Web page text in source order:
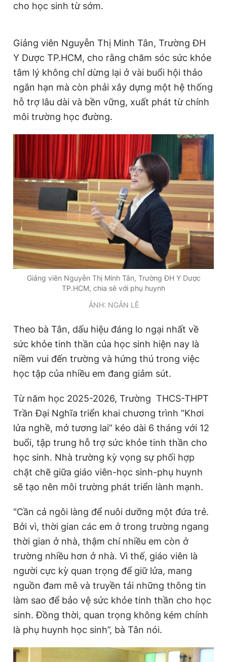
cho học sinh từ sớm.
Giảng viên Nguyễn Thị Minh Tân, Trường ĐH
Y Dược TP.HCM, cho rằng chăm sóc sức khỏe
tâm lý không chỉ dừng lại ở vài buổi hội thảo
ngắn hạn mà còn phải xây dựng một hệ thống
hỗ trợ lâu dài và bền vững, xuất phát từ chính
môi trường học đường.
Giảng viên Nguyễn Thị Minh Tân, Trường ĐH Y Dược
TP.HCM, chia sẻ với phụ huynh
ẢNH: NGÂN LÊ
Theo bà Tân, dấu hiệu đáng lo ngại nhất về
sức khỏe tinh thần của học sinh hiện nay là
niềm vui đến trường và hứng thú trong việc
học tập của nhiều em đang giảm sút.
Từ năm học 2025-2026, Trường THCS-THPT
Trần Đại Nghĩa triển khai chương trình “Khơi
lửa nghề, mở tương lai” kéo dài 6 tháng với 12
buổi, tập trung hỗ trợ sức khỏe tinh thần cho
học sinh. Nhà trường kỳ vọng sự phối hợp
chặt chẽ giữa giáo viên-học sinh-phụ huynh
sẽ tạo nên môi trường phát triển lành mạnh.
"Cần cả ngôi làng để nuôi dưỡng một đứa trẻ.
Bởi vì, thời gian các em ở trong trường ngang
thời gian ở nhà, thậm chí nhiều em còn ở
trường nhiều hơn ở nhà. Vì thế, giáo viên là
người cực kỳ quan trọng để giữ lửa, mang
nguồn đam mê và truyền tải những thông tin
làm sao để bảo vệ sức khỏe tinh thần cho học
sinh. Đồng thời, quan trọng không kém chính
là phụ huynh học sinh”, bà Tân nói.